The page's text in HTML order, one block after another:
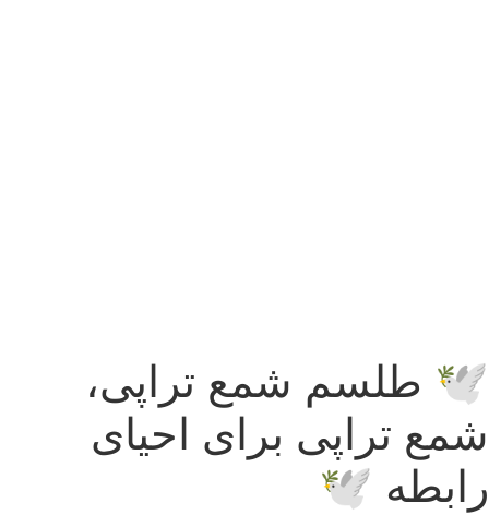
🕊 طلسم شمع تراپی،
شمع تراپی برای احیای
رابطه 🕊